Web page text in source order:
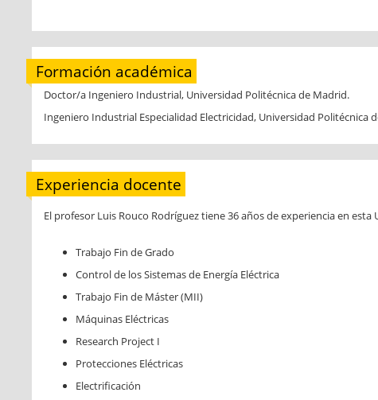
Formación académica
Doctor/a Ingeniero Industrial, Universidad Politécnica de Madrid.
Ingeniero Industrial Especialidad Electricidad, Universidad Politécnica
Experiencia docente
El profesor Luis Rouco Rodríguez tiene 36 años de experiencia en
Trabajo Fin de Grado
Control de los Sistemas de Energía Eléctrica
Trabajo Fin de Máster (MII)
Máquinas Eléctricas
Research Project I
Protecciones Eléctricas
Electrificación